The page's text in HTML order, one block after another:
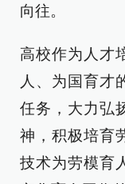
向往。
高校作为人才
人、为国育才
任务，大力弘
神，积极培育
技术为劳模育